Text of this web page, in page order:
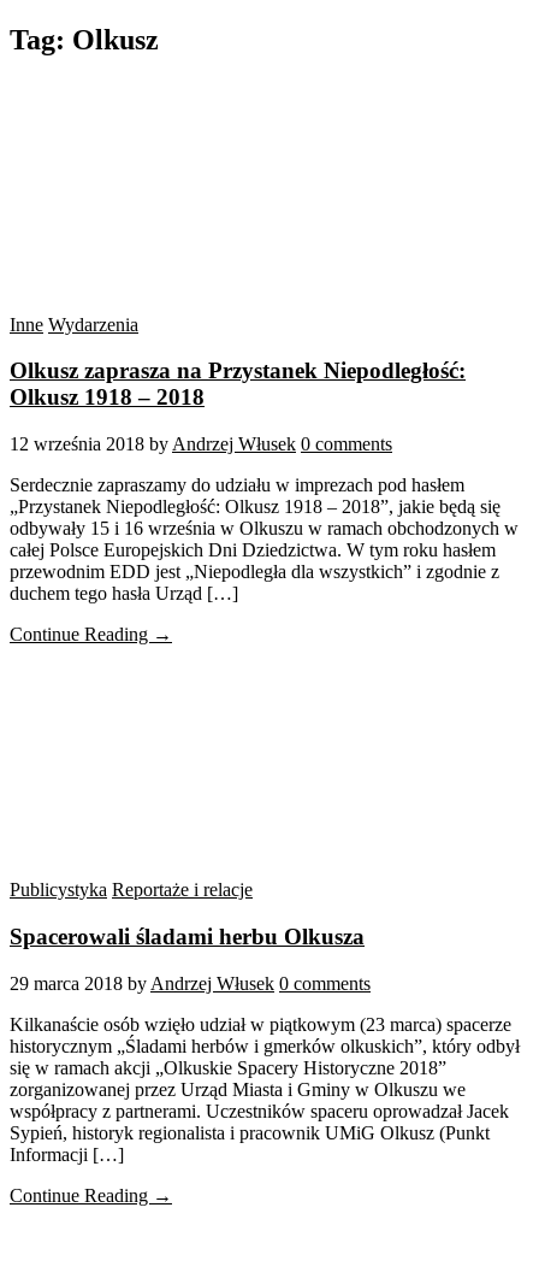
Tag: Olkusz
Inne Wydarzenia
Olkusz zaprasza na Przystanek Niepodległość:
Olkusz 1918 – 2018
12 września 2018 by Andrzej Włusek 0 comments
Serdecznie zapraszamy do udziału w imprezach pod hasłem
„Przystanek Niepodległość: Olkusz 1918 – 2018”, jakie będą się
odbywały 15 i 16 września w Olkuszu w ramach obchodzonych w
całej Polsce Europejskich Dni Dziedzictwa. W tym roku hasłem
przewodnim EDD jest „Niepodległa dla wszystkich” i zgodnie z
duchem tego hasła Urząd […]
Continue Reading →
Publicystyka Reportaże i relacje
Spacerowali śladami herbu Olkusza
29 marca 2018 by Andrzej Włusek 0 comments
Kilkanaście osób wzięło udział w piątkowym (23 marca) spacerze
historycznym „Śladami herbów i gmerków olkuskich”, który odbył
się w ramach akcji „Olkuskie Spacery Historyczne 2018”
zorganizowanej przez Urząd Miasta i Gminy w Olkuszu we
współpracy z partnerami. Uczestników spaceru oprowadzał Jacek
Sypień, historyk regionalista i pracownik UMiG Olkusz (Punkt
Informacji […]
Continue Reading →